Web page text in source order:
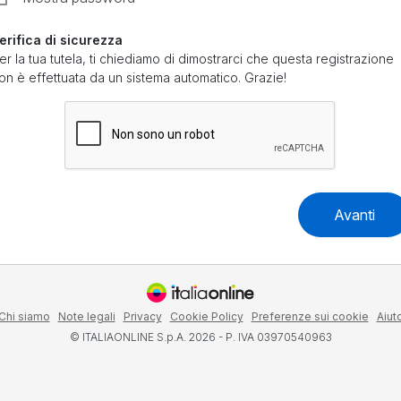
di sicurezza
la tua tutela, ti chiediamo di dimostrarci che questa registrazione
è effettuata da un sistema automatico. Grazie!
Avanti
Chi siamo Note legali Privacy Cookie Policy Preferenze sui cookie
© ITALIAONLINE S.p.A. 2026 - P. IVA 03970540963